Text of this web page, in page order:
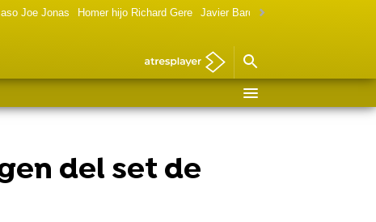
Joe Jonas Homer hijo Richard Gere Javier Bardem política
del set de